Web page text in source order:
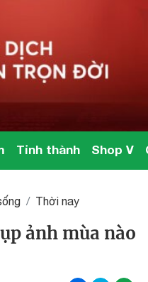
Tỉnh thành Shop V
Thời nay
ảnh mùa nào